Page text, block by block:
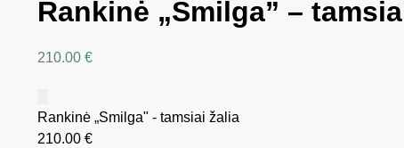
Rankinė „Smilga” –
210.00 €
Rankinė „Smilga" - tamsiai žalia
210.00 €